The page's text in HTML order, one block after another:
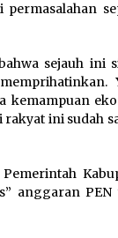
sejauh ini
kemampuan
rakyat ini sudah
anggaran PEN